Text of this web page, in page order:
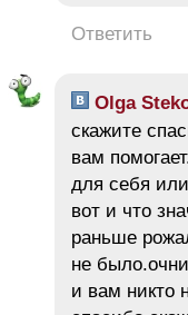
Ответить
Olga
скажите
вам
для себя
вот и что
раньше
не
и вам никто